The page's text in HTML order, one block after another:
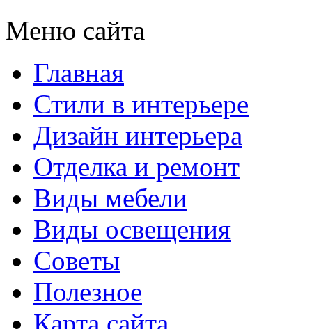
Меню сайта
Главная
Стили в интерьере
Дизайн интерьера
Отделка и ремонт
Виды мебели
Виды освещения
Советы
Полезное